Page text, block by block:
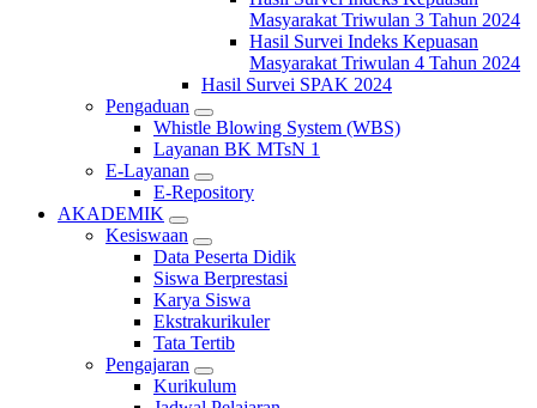
Masyarakat Triwulan 3 Tahun 2024
Hasil Survei Indeks Kepuasan
Masyarakat Triwulan 4 Tahun 2024
Hasil Survei SPAK 2024
Pengaduan
Whistle Blowing System (WBS)
Layanan BK MTsN 1
E-Layanan
E-Repository
AKADEMIK
Kesiswaan
Data Peserta Didik
Siswa Berprestasi
Karya Siswa
Ekstrakurikuler
Tata Tertib
Pengajaran
Kurikulum